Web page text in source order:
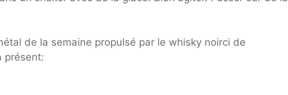
de la semaine propulsé par le whisky noirci de
présent: